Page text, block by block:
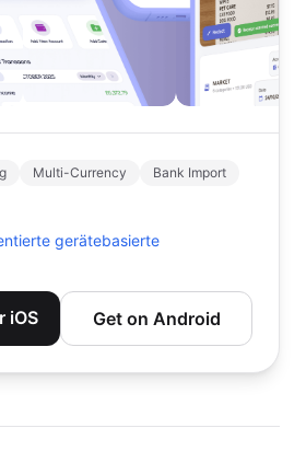
Multi-Currency
Bank Import
gerätebasierte
iOS Get on Android